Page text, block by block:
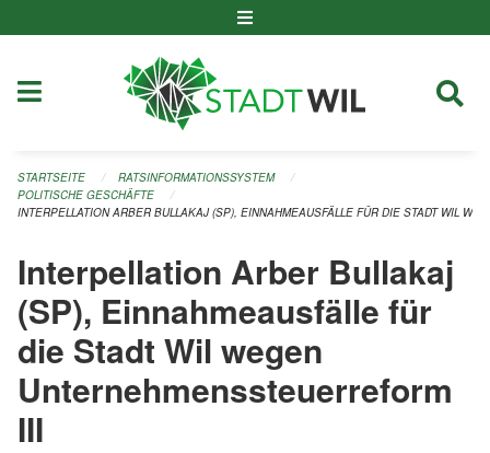
STARTSEITE
RATSINFORMATIONSSYSTEM
POLITISCHE GESCHÄFTE
INTERPELLATION ARBER BULLAKAJ (SP), EINNAHMEAUSFÄLLE FÜR DIE STADT WIL
Interpellation Arber Bullakaj
(SP), Einnahmeausfälle für
die Stadt Wil wegen
Unternehmenssteuerreform
III